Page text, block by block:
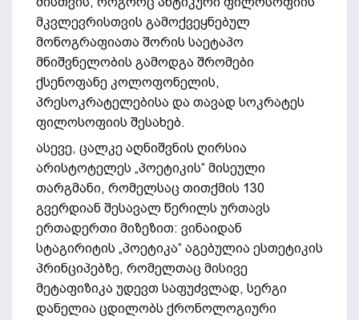
მკვლევრისთვის გამოქვეყნებულ
მონოგრაფიათა შორის საეტაპო
მნიშვნელობის გამოდგა შრომები
ქსენოფანე კოლოფონელის,
პრესოკრატელებისა და თავად სოკრატეს
ფილოსოფიის შესახებ.
ასევე, ცალკე აღნიშვნის ღირსია
არისტოტელეს „პოეტიკის“ მისეული
თარგმანი, რომელსაც თითქმის 130
გვერდიან შესავალ წერილს ურთავს
ერთადერთი მიზეზით: ვინაიდან
სტაგირიტის „პოეტიკა“ აგებულია ესთეტიკის
პრინციპებზე, რომელთაც მისივე
მეტაფიზიკა უდევთ საფუძვლად, სერგი
დანელია ცდილობს ქრონოლოგიური